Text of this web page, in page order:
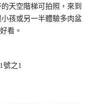
天空階梯可拍照，來到
孩或另一半體驗多肉盆
看。
號之1